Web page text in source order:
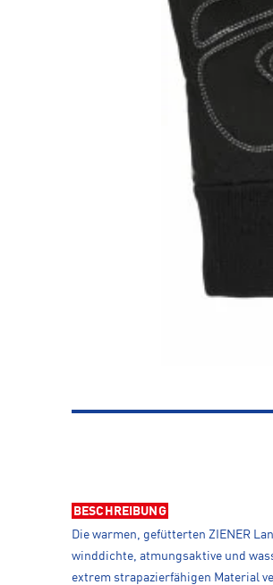
BESCHREIBUNG
Die warmen, gefütterten ZIENER
winddichte, atmungsaktive und
extrem strapazierfähigen Material